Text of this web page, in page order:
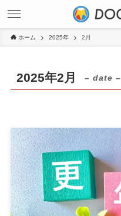
ホーム 2025年 2月
2025年2月 – date –